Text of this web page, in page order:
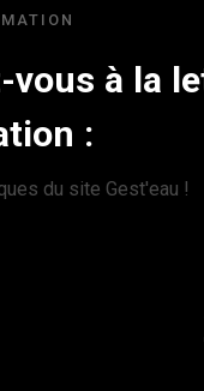
vous à la
:
du site Gest'eau !